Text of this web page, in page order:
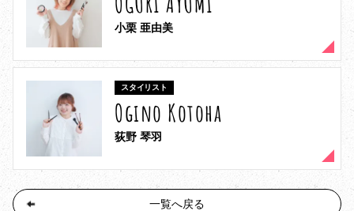
小栗 亜由美
スタイリスト
Ogino Kotoha
荻野 琴羽
一覧へ戻る